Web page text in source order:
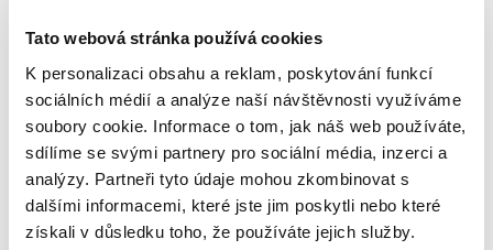
Tato webová stránka používá cookies
K personalizaci obsahu a reklam, poskytování funkcí
sociálních médií a analýze naší návštěvnosti využíváme
soubory cookie. Informace o tom, jak náš web používáte,
sdílíme se svými partnery pro sociální média, inzerci a
analýzy. Partneři tyto údaje mohou zkombinovat s
dalšími informacemi, které jste jim poskytli nebo které
získali v důsledku toho, že používáte jejich služby.
Andrea Sedláčková